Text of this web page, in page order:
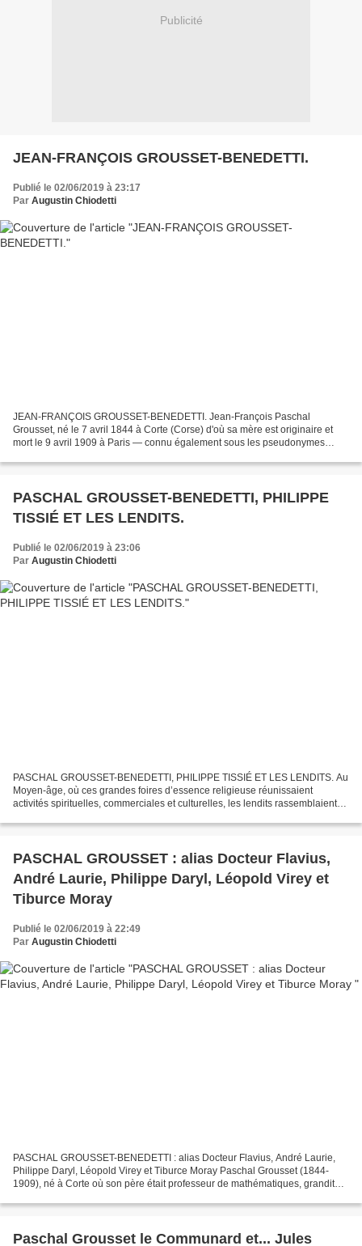
Publicité
JEAN-FRANÇOIS GROUSSET-BENEDETTI.
Publié le 02/06/2019 à 23:17
Par Augustin Chiodetti
JEAN-FRANÇOIS GROUSSET-BENEDETTI. Jean-François Paschal
Grousset, né le 7 avril 1844 à Corte (Corse) d'où sa mère est originaire et
mort le 9 avril 1909 à Paris — connu également sous les pseudonymes
PASCHAL GROUSSET-BENEDETTI, PHILIPPE
TISSIÉ ET LES LENDITS.
Publié le 02/06/2019 à 23:06
Par Augustin Chiodetti
PASCHAL GROUSSET-BENEDETTI, PHILIPPE TISSIÉ ET LES LENDITS. Au
Moyen-âge, où ces grandes foires d’essence religieuse réunissaient
activités spirituelles, commerciales et culturelles, les lendits rassemblaient
PASCHAL GROUSSET : alias Docteur Flavius,
André Laurie, Philippe Daryl, Léopold Virey et
Tiburce Moray
Publié le 02/06/2019 à 22:49
Par Augustin Chiodetti
PASCHAL GROUSSET-BENEDETTI : alias Docteur Flavius, André Laurie,
Philippe Daryl, Léopold Virey et Tiburce Moray Paschal Grousset (1844-
1909), né à Corte où son père était professeur de mathématiques, grandit
Paschal Grousset le Communard et... Jules